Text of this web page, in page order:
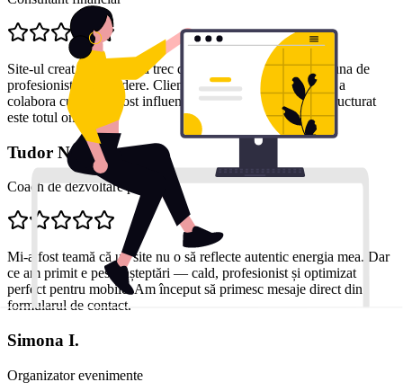
Site-ul creat m-a ajutat să trec de la o imagine generică la una de
profesionist de încredere. Clienții mi-au spus că decizia de a
colabora cu mine a fost influențată de cât de clar și bine structurat
este totul online.
Tudor N.
Coach de dezvoltare personală
Mi-a fost teamă că un site nu o să reflecte autentic energia mea. Dar
ce am primit e peste așteptări — cald, profesionist și optimizat
perfect pentru mobile. Am început să primesc mesaje direct din
formularul de contact.
Simona I.
Organizator evenimente